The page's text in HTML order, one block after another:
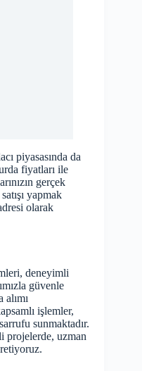
piyasasında da
fiyatları ile
gerçek
yapmak
olarak
deneyimli
güvenle
işlemler,
sunmaktadır.
projelerde, uzman